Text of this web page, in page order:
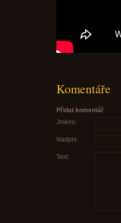
Komentáře
Přidat komentář
Jméno:
Nadpis:
Text: